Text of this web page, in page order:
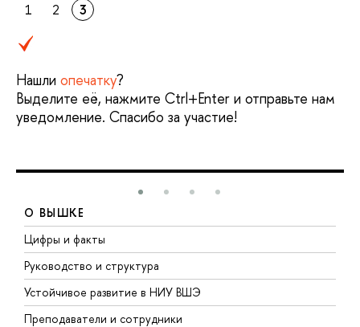
1 2 3
Нашли опечатку?
Выделите её, нажмите Ctrl+Enter и отправьте нам
уведомление. Спасибо за участие!
О ВЫШКЕ
Цифры и факты
Руководство и структура
Устойчивое развитие в НИУ ВШЭ
Преподаватели и сотрудники